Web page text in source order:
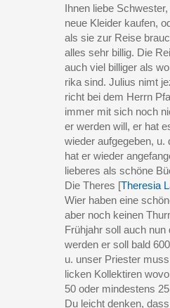
Ihnen liebe
neue Kleider kaufen,
als sie zur Reise
alles sehr billig. Die
auch viel billiger als
rika sind. Julius nimt
richt bei dem Herrn
immer mit sich noch
er werden will, er hat
wieder aufgegeben, u.
hat er wieder
lieberes als schöne
Die Theres [Theresia
Wier haben eine
aber noch keinen
Frühjahr soll auch nun
werden er soll bald
u. unser Priester
licken Kollektiren
50 oder mindestens
Du leicht denken,